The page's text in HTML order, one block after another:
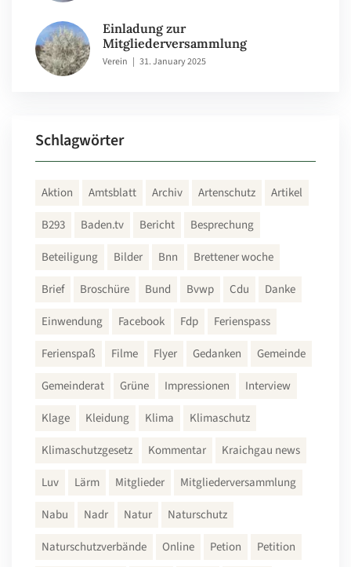
Einladung zur
Mitgliederversammlung
Verein | 31. January 2025
Schlagwörter
Aktion Amtsblatt Archiv Artenschutz
Artikel
B293
Baden.tv Bericht
Besprechung
Beteiligung
Bilder Bnn
Brettener woche
Brief
Broschüre Bund Bvwp Cdu
Danke
Einwendung
Facebook Fdp
Ferienspass
Ferienspaß
Filme Flyer Gedanken
Gemeinde
Gemeinderat
Grüne Impressionen
Interview
Klage
Kleidung Klima
Klimaschutz
Klimaschutzgesetz
Kommentar
Kraichgau news
Luv
Lärm Mitglieder
Mitgliederversammlung
Nabu
Nadr Natur
Naturschutz
Naturschutzverbände
Online Petion
Petition